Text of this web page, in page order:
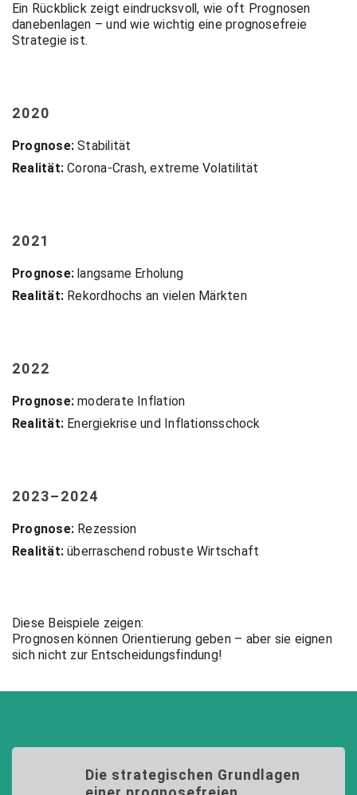
Ein Rückblick zeigt eindrucksvoll, wie oft Prognosen
danebenlagen – und wie wichtig eine prognosefreie
Strategie ist.
2020
Prognose: Stabilität
Realität: Corona-Crash, extreme Volatilität
2021
Prognose: langsame Erholung
Realität: Rekordhochs an vielen Märkten
2022
Prognose: moderate Inflation
Realität: Energiekrise und Inflationsschock
2023–2024
Prognose: Rezession
Realität: überraschend robuste Wirtschaft
Diese Beispiele zeigen:
Prognosen können Orientierung geben – aber sie eignen
sich nicht zur Entscheidungsfindung!
Die strategischen Grundlagen